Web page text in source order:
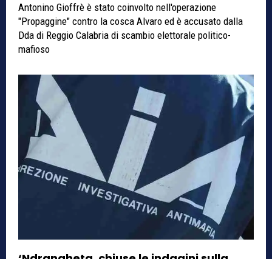
Antonino Gioffrè è stato coinvolto nell'operazione
"Propaggine" contro la cosca Alvaro ed è accusato dalla
Dda di Reggio Calabria di scambio elettorale politico-
mafioso